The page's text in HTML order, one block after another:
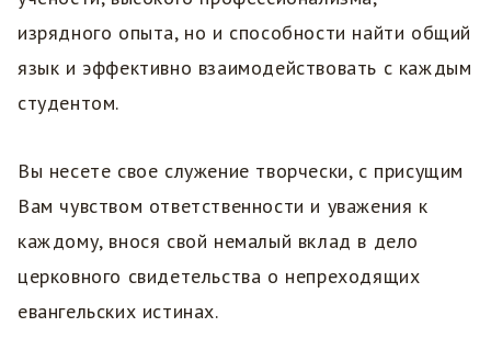
изрядного опыта, но и способности найти общий
язык и эффективно взаимодействовать с каждым
студентом.
Вы несете свое служение творчески, с присущим
Вам чувством ответственности и уважения к
каждому, внося свой немалый вклад в дело
церковного свидетельства о непреходящих
евангельских истинах.